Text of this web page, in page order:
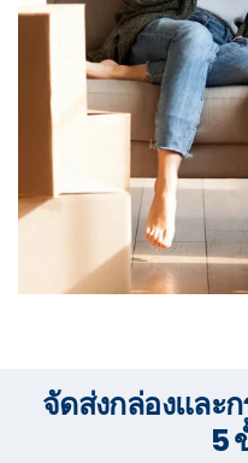
จัดส่งกล่องและ
5